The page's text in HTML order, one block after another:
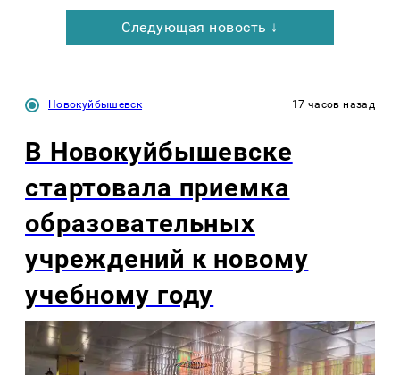
Следующая новость ↓
Новокуйбышевск 17 часов назад
В Новокуйбышевске
стартовала приемка
образовательных
учреждений к новому
учебному году